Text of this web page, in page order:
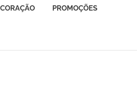
PROMOÇÕES